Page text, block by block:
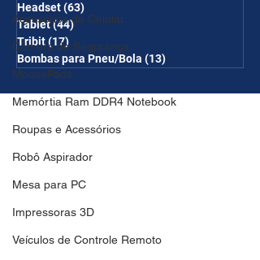
Acessórios de Celular
Câmera de Segurança
MousePads
Memórtia Ram DDR4 Notebook
Roupas e Acessórios
Robô Aspirador
Mesa para PC
Impressoras 3D
Veículos de Controle Remoto
Headset(63)
Tablet(44)44 posts
Tribit(17) 17 posts
Bombas para Pneu/Bola (13)